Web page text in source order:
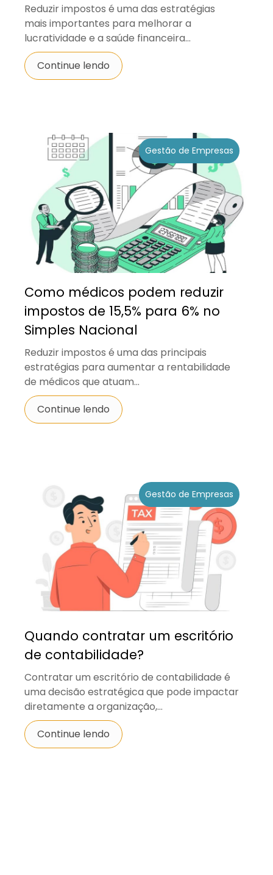
Reduzir impostos é uma das estratégias
mais importantes para melhorar a
lucratividade e a saúde financeira...
Continue lendo
Gestão de Empresas
Como médicos podem reduzir
impostos de 15,5% para 6% no
Simples Nacional
Reduzir impostos é uma das principais
estratégias para aumentar a rentabilidade
de médicos que atuam...
Continue lendo
Gestão de Empresas
Quando contratar um escritório
de contabilidade?
Contratar um escritório de contabilidade é
uma decisão estratégica que pode impactar
diretamente a organização,...
Continue lendo